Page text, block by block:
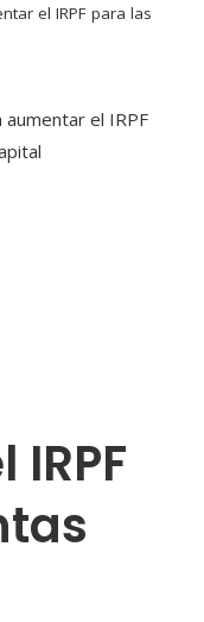
el IRPF para las